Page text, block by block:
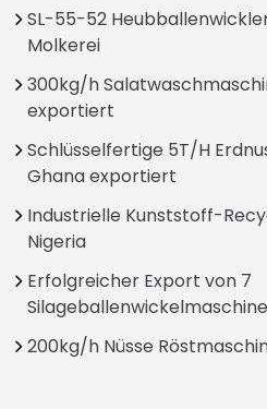
SL-55-52
Molkerei
300kg/h
exportiert
Schlüsselfertige 5T/H
Ghana exportiert
Industrielle Kunststoff-
Nigeria
Erfolgreicher Export von 7
200kg/h Nüsse